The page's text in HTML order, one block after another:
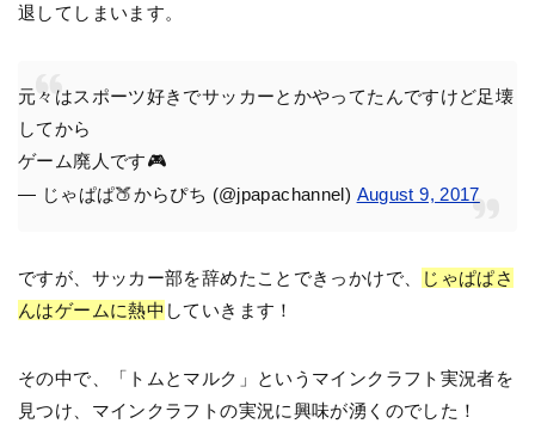
退してしまいます。
元々はスポーツ好きでサッカーとかやってたんですけど足壊
してから
ゲーム廃人です🎮
— じゃぱぱ🍑からぴち (@jpapachannel) August 9, 2017
ですが、サッカー部を辞めたことできっかけで、
じゃぱぱさ
んはゲームに熱中 していきます！
その中で、「トムとマルク」というマインクラフト実況者を
見つけ、マインクラフトの実況に興味が湧くのでした！